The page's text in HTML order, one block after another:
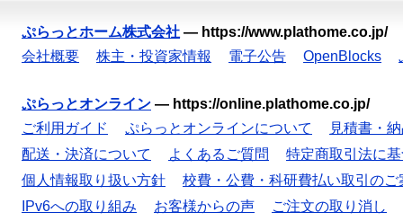
ぷらっとホーム株式会社 — https://www.plathome.co.jp/
会社概要
株主・投資家情報 電子公告 OpenBlocks
ぷらっとオンライン — https://online.plathome.co.jp/
ご利用ガイド
ぷらっとオンラインについて
見積書・
配送・決済について
よくあるご質問
特定商取引法に
個人情報取り扱い方針
校費・公費・科研費払い取引のご
IPv6への取り組み
お客様からの声 ご注文の取り消し